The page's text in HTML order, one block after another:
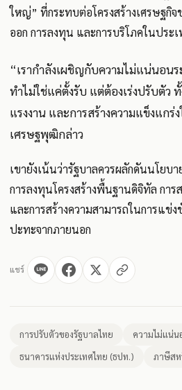
ใหญ่” ที่กระทบต่อโครงสร้างเศรษฐกิจ
ออก การลงทุน และการบริโภคในประ
“เรากำลังเผชิญกับความไม่แน่นอน
ทำไม่ใช่แค่ตั้งรับ แต่ต้องเร่งปรับตัว
แรงงาน และการสร้างความแข็งแกร่
เศรษฐพุฒิกล่าว
เขายังเน้นว่ารัฐบาลควรผลักดันนโยบ
การลงทุนโครงสร้างพื้นฐานดิจิทัล กา
และการสร้างความสามารถในการแข่
ปะทะจากภายนอก
แชร์
การปรับตัวของรัฐบาลไทย
ความไม่แน่น
ธนาคารแห่งประเทศไทย (ธปท.)
ภาษีสห